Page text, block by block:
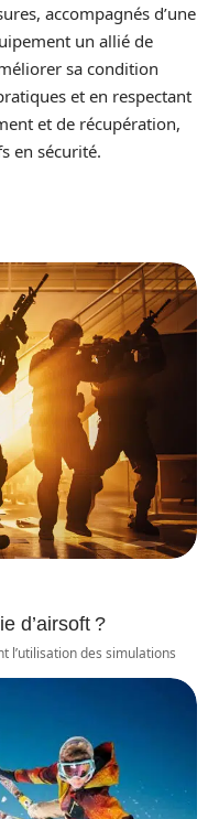
accompagnés d’une
un allié de
sa condition
et en respectant
et de récupération,
en sécurité.
d’airsoft ?
l’utilisation des simulations